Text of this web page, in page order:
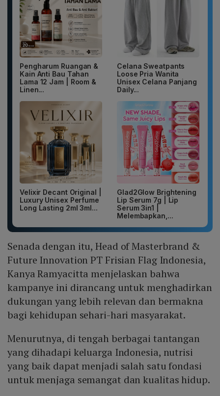
Pengharum Ruangan &
Kain Anti Bau Tahan
Lama 12 Jam | Room &
Linen...
Celana Sweatpants
Loose Pria Wanita
Unisex Celana Panjang
Daily...
Velixir Decant Original |
Luxury Unisex Perfume
Long Lasting 2ml 3ml...
Glad2Glow Brightening
Lip Serum 7g | Lip
Serum 3in1 |
Melembapkan,...
Senada dengan itu, Head of Masterbrand &
Future Innovation PT Frisian Flag Indonesia,
Kanya Ramyacitta menjelaskan bahwa
kampanye ini dirancang untuk menghadirkan
dukungan yang lebih relevan dan bermakna
bagi kehidupan sehari-hari masyarakat.
Menurutnya, di tengah berbagai tantangan
yang dihadapi keluarga Indonesia, nutrisi
yang baik dapat menjadi salah satu fondasi
untuk menjaga semangat dan kualitas hidup.